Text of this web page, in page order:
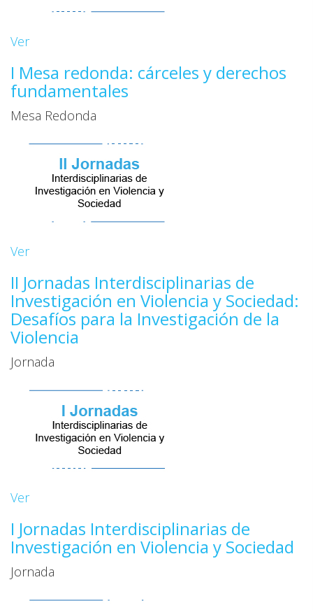
Ver
I Mesa redonda: cárceles y derechos
fundamentales
Mesa Redonda
Ver
II Jornadas Interdisciplinarias de
Investigación en Violencia y Sociedad:
Desafíos para la Investigación de la
Violencia
Jornada
Ver
I Jornadas Interdisciplinarias de
Investigación en Violencia y Sociedad
Jornada